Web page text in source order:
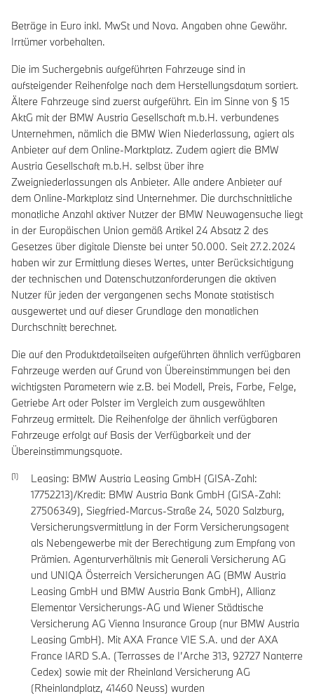
Beträge in Euro inkl. MwSt und Nova. Angaben ohne Gewähr.
Irrtümer vorbehalten.
Die im Suchergebnis aufgeführten Fahrzeuge sind in
aufsteigender Reihenfolge nach dem Herstellungsdatum sortiert.
Ältere Fahrzeuge sind zuerst aufgeführt. Ein im Sinne von § 15
AktG mit der BMW Austria Gesellschaft m.b.H. verbundenes
Unternehmen, nämlich die BMW Wien Niederlassung, agiert als
Anbieter auf dem Online-Marktplatz. Zudem agiert die BMW
Austria Gesellschaft m.b.H. selbst über ihre
Zweigniederlassungen als Anbieter. Alle andere Anbieter auf
dem Online-Marktplatz sind Unternehmer. Die durchschnittliche
monatliche Anzahl aktiver Nutzer der BMW Neuwagensuche liegt
in der Europäischen Union gemäß Artikel 24 Absatz 2 des
Gesetzes über digitale Dienste bei unter 50.000. Seit 27.2.2024
haben wir zur Ermittlung dieses Wertes, unter Berücksichtigung
der technischen und Datenschutzanforderungen die aktiven
Nutzer für jeden der vergangenen sechs Monate statistisch
ausgewertet und auf dieser Grundlage den monatlichen
Durchschnitt berechnet.
Die auf den Produktdetailseiten aufgeführten ähnlich verfügbaren
Fahrzeuge werden auf Grund von Übereinstimmungen bei den
wichtigsten Parametern wie z.B. bei Modell, Preis, Farbe, Felge,
Getriebe Art oder Polster im Vergleich zum ausgewählten
Fahrzeug ermittelt. Die Reihenfolge der ähnlich verfügbaren
Fahrzeuge erfolgt auf Basis der Verfügbarkeit und der
Übereinstimmungsquote.
Leasing: BMW Austria Leasing GmbH (GISA-Zahl:
17752213)/Kredit: BMW Austria Bank GmbH (GISA-Zahl:
27506349), Siegfried-Marcus-Straße 24, 5020 Salzburg,
Versicherungsvermittlung in der Form Versicherungsagent
als Nebengewerbe mit der Berechtigung zum Empfang von
Prämien. Agenturverhältnis mit Generali Versicherung AG
und UNIQA Österreich Versicherungen AG (BMW Austria
Leasing GmbH und BMW Austria Bank GmbH), Allianz
Elementar Versicherungs-AG und Wiener Städtische
Versicherung AG Vienna Insurance Group (nur BMW Austria
Leasing GmbH). Mit AXA France VIE S.A. und der AXA
France IARD S.A. (Terrasses de I’Arche 313, 92727 Nanterre
Cedex) sowie mit der Rheinland Versicherung AG
(Rheinlandplatz, 41460 Neuss) wurden